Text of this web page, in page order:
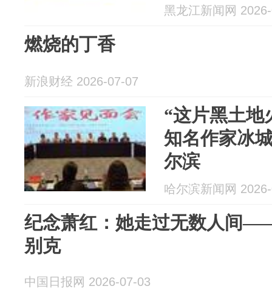
黑龙江新闻网
燃烧的丁香
新浪财经 2026-07-07
“这片黑土地
知名作家冰
尔滨
哈尔滨新闻网
纪念萧红：她走过无数人间
别克
中国日报网 2026-07-03